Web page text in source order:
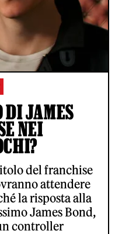
DI JAMES
NEI
del franchise
attendere
la risposta alla
James Bond,
controller